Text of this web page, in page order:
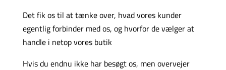
Det fik os til at tænke over, hvad vores kunder
egentlig forbinder med os, og hvorfor de vælger at
handle i netop vores butik
Hvis du endnu ikke har besøgt os, men overvejer